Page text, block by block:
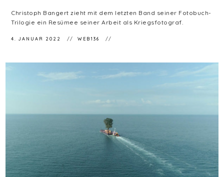
Christoph Bangert zieht mit dem letzten Band seiner Fotobuch-
Trilogie ein Resümee seiner Arbeit als Kriegsfotograf.
4. JANUAR 2022 WEB136